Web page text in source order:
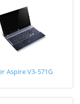
Aspire V3-571G